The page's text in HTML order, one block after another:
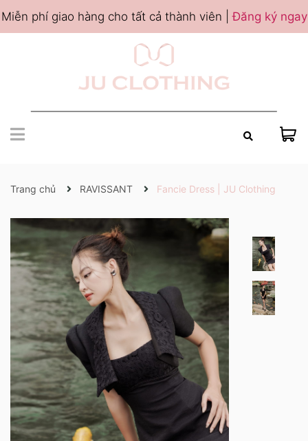
Miễn phí giao hàng cho tất cả thành viên |Đăng ký ngay
Trang chủ RAVISSANT Fancie Dress | JU Clothing